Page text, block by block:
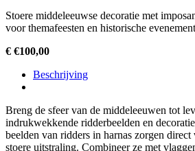
Stoere middeleeuwse decoratie met
voor themafeesten en historische
€ €100,00
Beschrijving
Breng de sfeer van de middeleeuwen tot
indrukwekkende ridderbeelden en
beelden van ridders in harnas zorgen direct
stoere uitstraling. Combineer ze met